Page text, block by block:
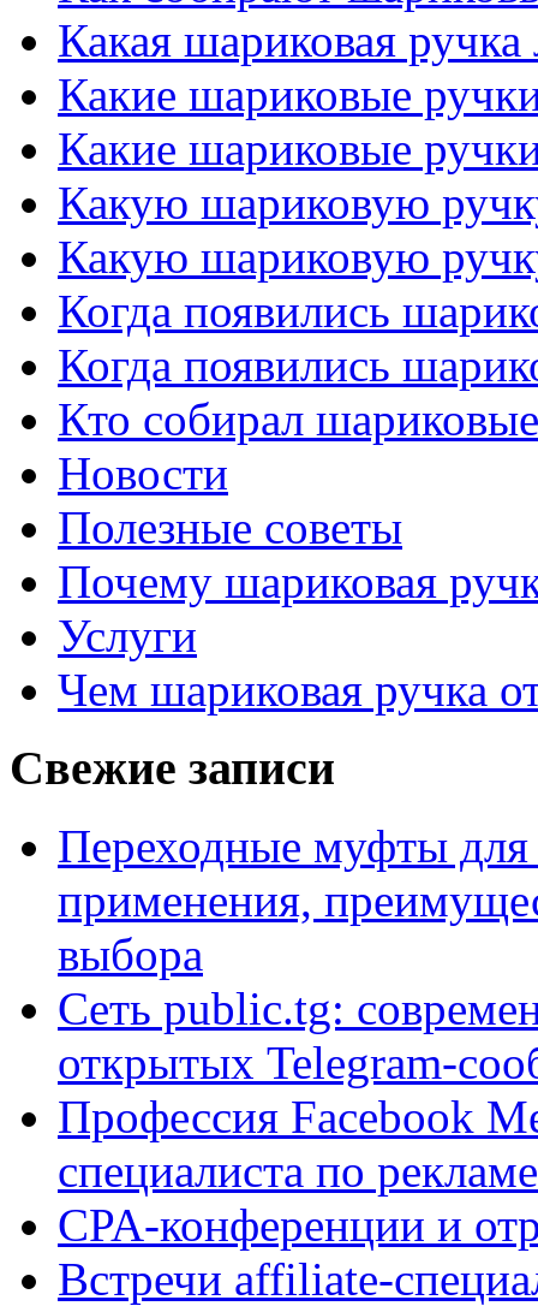
Какая шариковая
Какие шариковые
Какие шариковые
Какую шариковую
Какую шариковую
Когда появились
Когда появились
Кто собирал
Новости
Полезные советы
Почему шариковая
Услуги
Чем шариковая ручка
Свежие записи
Переходные муфты для
применения,
выбора
Сеть public.tg:
открытых Telegram-
Профессия Facebook
специалиста по
CPA-конференции и
Встречи affiliate-